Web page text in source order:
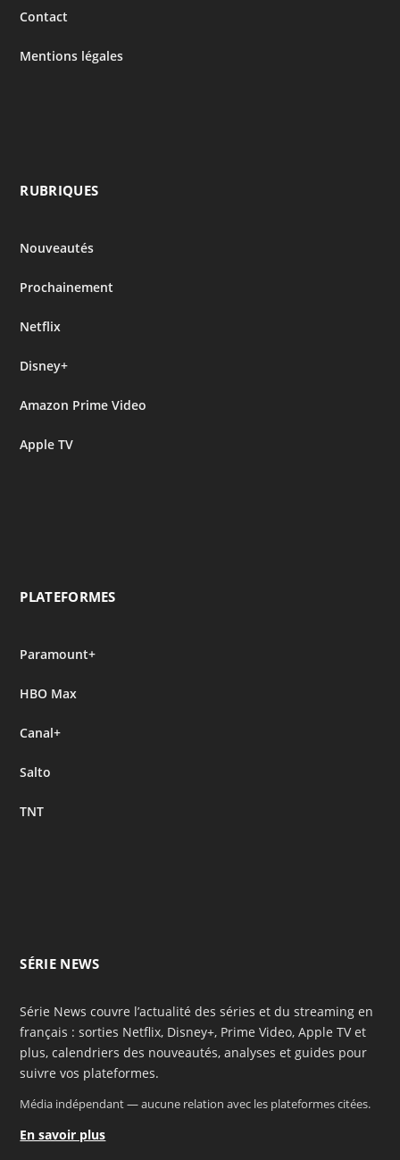
Contact
Mentions légales
RUBRIQUES
Nouveautés
Prochainement
Netflix
Disney+
Amazon Prime Video
Apple TV
PLATEFORMES
Paramount+
HBO Max
Canal+
Salto
TNT
SÉRIE NEWS
Série News couvre l’actualité des séries et du streaming en
français : sorties Netflix, Disney+, Prime Video, Apple TV et
plus, calendriers des nouveautés, analyses et guides pour
suivre vos plateformes.
Média indépendant — aucune relation avec les plateformes citées.
En savoir plus